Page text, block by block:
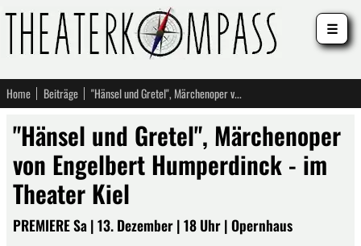
Home Beiträge "Hänsel und Gretel", Märchenoper von Engelbert Humperdinck - im Theater Kiel
"Hänsel und Gretel", Märchenoper
von Engelbert Humperdinck - im
Theater Kiel
PREMIERE Sa | 13. Dezember | 18 Uhr | Opernhaus
☰